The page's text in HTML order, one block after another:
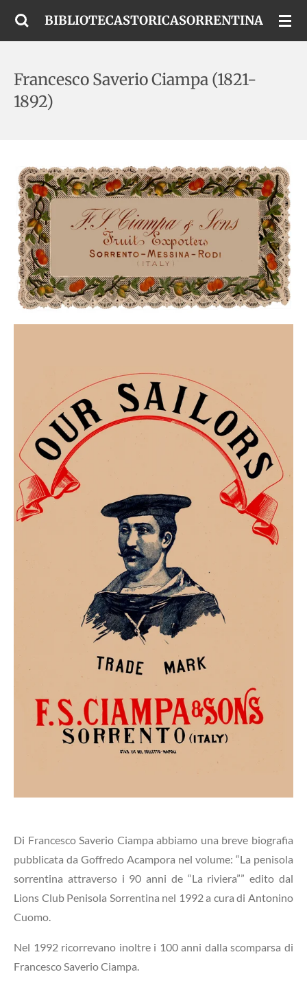
Vai
principale
BIBLIOTECASTORICASORRENTINA
Francesco Saverio Ciampa (1821-
1892)
Di Francesco Saverio Ciampa abbiamo una breve biografia
pubblicata da Goffredo Acampora nel volume: “La penisola
sorrentina attraverso i 90 anni de “La riviera”” edito dal
Lions Club Penisola Sorrentina nel 1992 a cura di Antonino
Cuomo.
Nel 1992 ricorrevano inoltre i 100 anni dalla scomparsa di
Francesco Saverio Ciampa.